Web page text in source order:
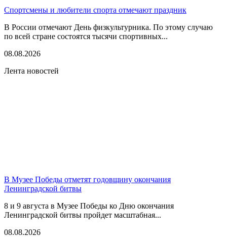
Спортсмены и любители спорта отмечают праздник
В России отмечают День физкультурника. По этому случаю
по всей стране состоятся тысячи спортивных...
08.08.2026
Лента новостей
В Музее Победы отметят годовщину окончания
Ленинградской битвы
8 и 9 августа в Музее Победы ко Дню окончания
Ленинградской битвы пройдет масштабная...
08.08.2026